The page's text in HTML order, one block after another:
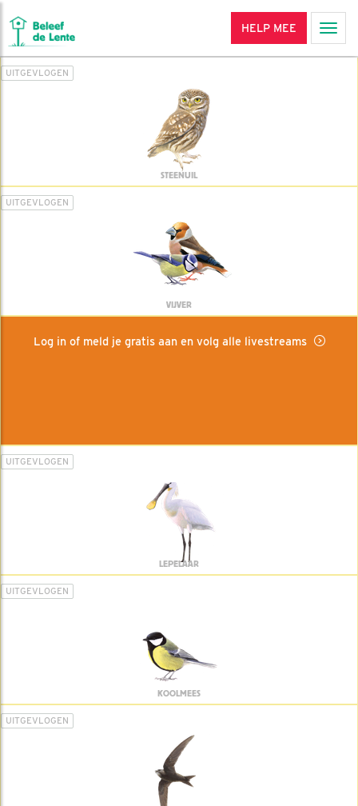
HELP MEE
UITGEVLOGEN
STEENUIL
UITGEVLOGEN
VIJVER
Log in of meld je gratis aan en volg alle livestreams
UITGEVLOGEN
LEPELAAR
UITGEVLOGEN
KOOLMEES
UITGEVLOGEN